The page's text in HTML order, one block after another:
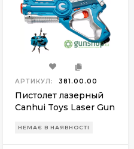
АРТИКУЛ: 381.00.00
Пистолет лазерный
Canhui Toys Laser Gun
жуком
НЕМАЄ В НАЯВНОСТІ